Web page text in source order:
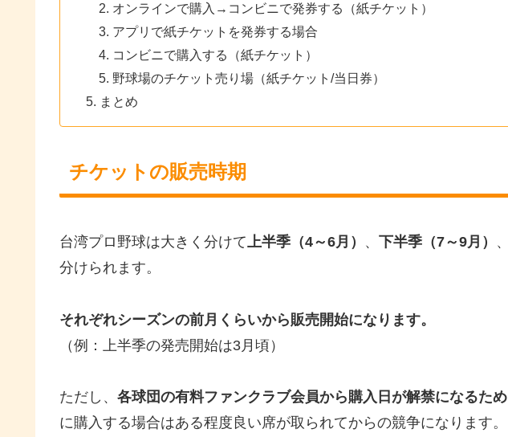
オンラインで購入→コンビニで発券する（紙チケット）
アプリで紙チケットを発券する場合
コンビニで購入する（紙チケット）
野球場のチケット売り場（紙チケット/当日券）
まとめ
チケットの販売時期
台湾プロ野球は大きく分けて上半季（4～6月） 、 下半季（7～9月） 、
分けられます。
それぞれシーズンの前月くらいから販売開始になります。
（例：上半季の発売開始は3月頃）
ただし、 各球団の有料ファンクラブ会員から購入日が解禁になるため
に購入する場合はある程度良い席が取られてからの競争になります。